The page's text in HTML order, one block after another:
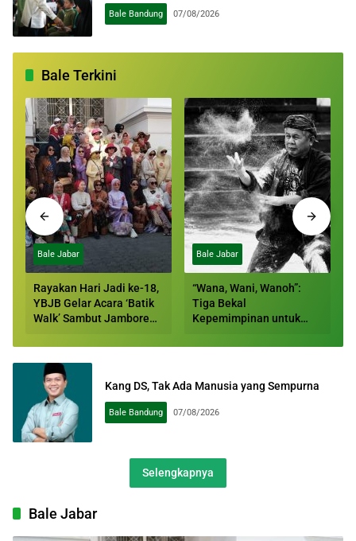
Bale Bandung 07/08/2026
Bale Terkini
Bale Jabar
Rayakan Hari Jadi ke-18,
YBJB Gelar Acara ‘Batik
Walk’ Sambut Jambore
Bale Jabar
“Wana, Wani, Wanoh”:
Tiga Bekal
Kepemimpinan untuk
Jabbar
Kang DS, Tak Ada Manusia yang Sempurna
Bale Bandung 07/08/2026
Selengkapnya
Bale Jabar